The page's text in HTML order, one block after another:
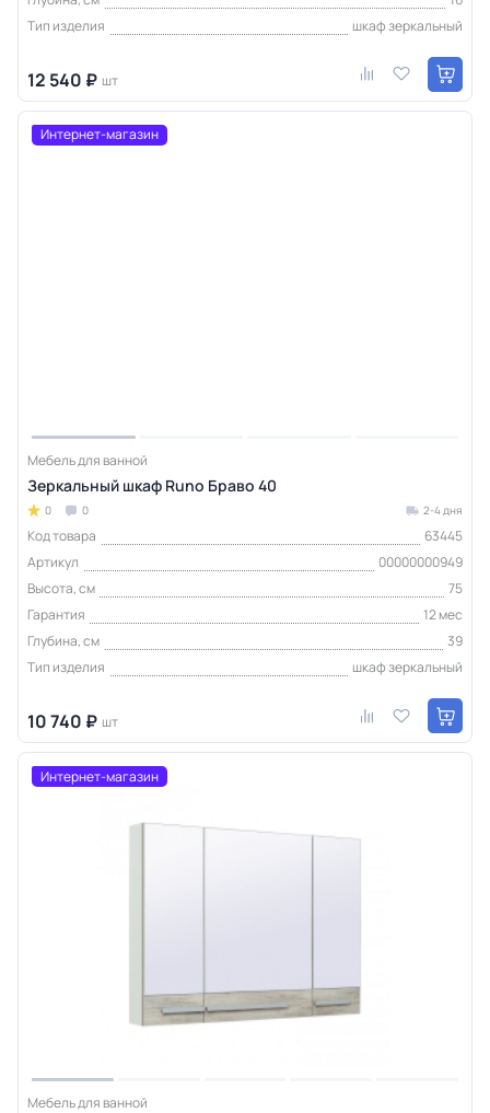
Тип изделия
шкаф зеркальный
12 540 ₽ шт
Интернет-магазин
Мебель для ванной
Зеркальный шкаф Runo Браво 40
0 0 2-4 дня
Код товара
63445
Артикул
00000000949
Высота, см
75
Гарантия
12 мес
Глубина, см
39
Тип изделия
шкаф зеркальный
10 740 ₽ шт
Интернет-магазин
Мебель для ванной